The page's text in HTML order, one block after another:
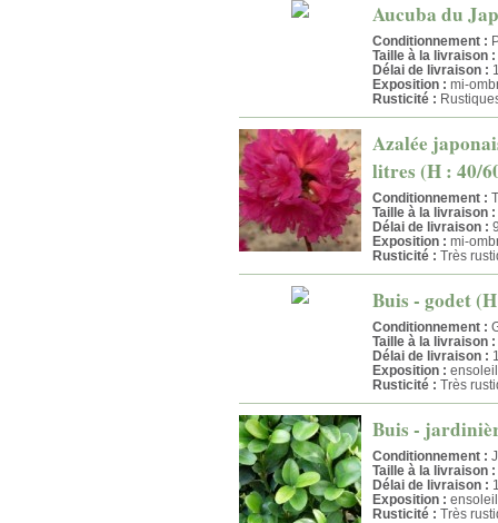
Aucuba du
Conditionnement :
Taille à la livraison :
Délai de livraison :
Exposition : mi-
Rusticité :
Azalée
litres (H : 40/
Conditionnement :
Taille à la livraison :
Délai de livraison :
Exposition : mi-
Rusticité : Très
Buis - godet
Conditionnement :
Taille à la livraison :
Délai de livraison :
Exposition :
Rusticité : Très
Buis -
Conditionnement :
Taille à la livraison :
Délai de livraison :
Exposition :
Rusticité : Très